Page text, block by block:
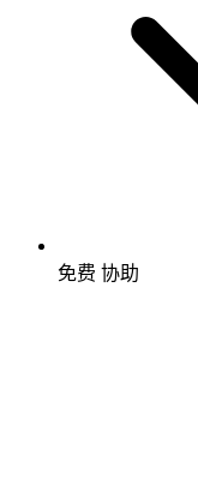
免费 协助